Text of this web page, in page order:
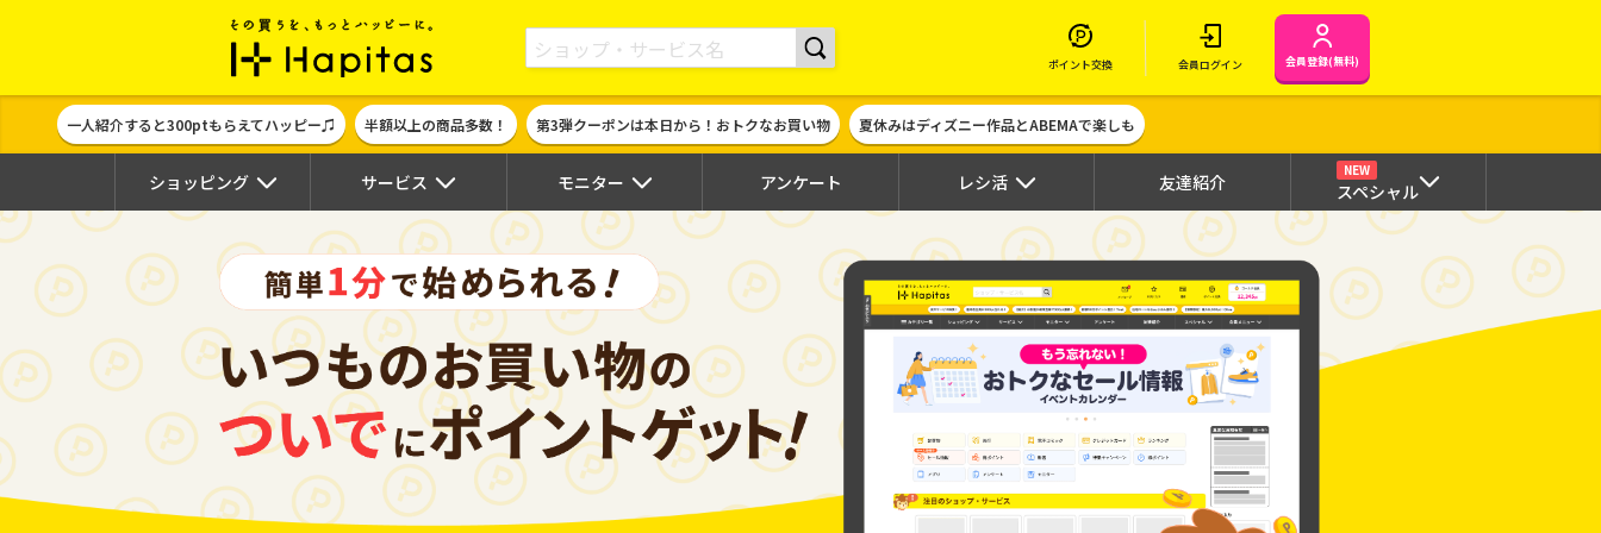
ポイント貯めて現金やギフト券に交換できるポイントサイト | ハピタス
ポイント交換 会員ログイン 会員登録(無料)
一人紹介すると300ptもらえてハッピー♫ 半額以上の商品多数！ 第3弾クーポンは本日から！おトクなお買い物 夏休みはディズニー作品とABEMAで楽しも
ショッピング サービス モニター アンケート レシ活 友達紹介
NEW
スペシャル